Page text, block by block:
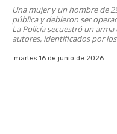
Una mujer y un hombre de
pública y debieron ser
La Policía secuestró un
autores, identificados por
martes 16 de junio de 2026